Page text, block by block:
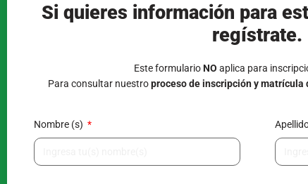
Si quieres información para
regístrate.
Este formularioNO aplica para
Para consultar nuestroproceso de inscripción y matrícula
Nombre (s)